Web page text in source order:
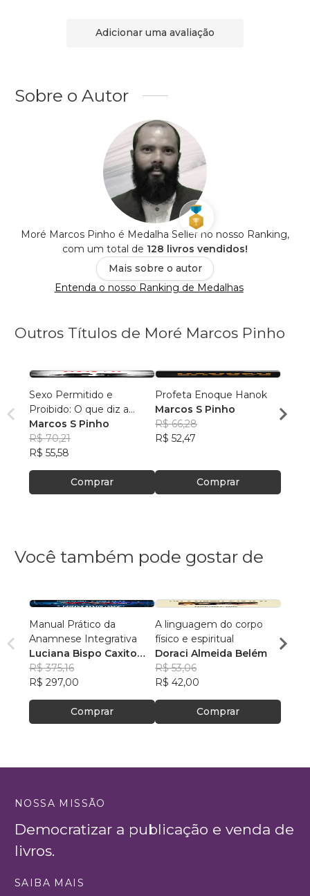
Adicionar uma avaliação
Sobre o Autor
Moré Marcos Pinho é Medalha Seller no nosso Ranking,
com um total de 128 livros vendidos!
Mais sobre o autor
Entenda o nosso Ranking de Medalhas
Outros Títulos de Moré Marcos Pinho
Sexo Permitido e
Proibido: O que diz a
Bíblia?
Marcos S Pinho
R$ 70,21
R$ 55,58
Comprar
Profeta Enoque Hanok
Marcos S Pinho
R$ 66,28
R$ 52,47
Comprar
-
Você também pode gostar de
Manual Prático da
Anamnese Integrativa
Luciana Bispo Caxito
Lopes Cançado
R$ 375,16
R$ 297,00
Comprar
A linguagem do corpo
físico e espiritual
Doraci Almeida Belém
R$ 53,06
R$ 42,00
Comprar
NOSSA MISSÃO
Democratizar a publicação e venda de
livros.
SAIBA MAIS